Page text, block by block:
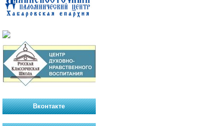
Вконтакте